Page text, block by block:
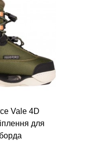
Vale 4D
для